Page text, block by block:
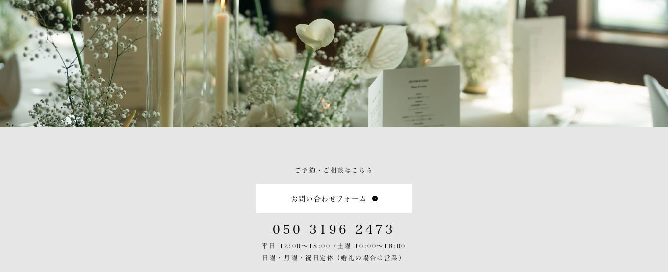
ご予約・ご相談はこちら
お問い合わせフォーム
050 3196 2473
平日 12:00〜18:00 / 土曜 10:00〜18:00
日曜・月曜・祝日定休
（婚礼の場合は営業）